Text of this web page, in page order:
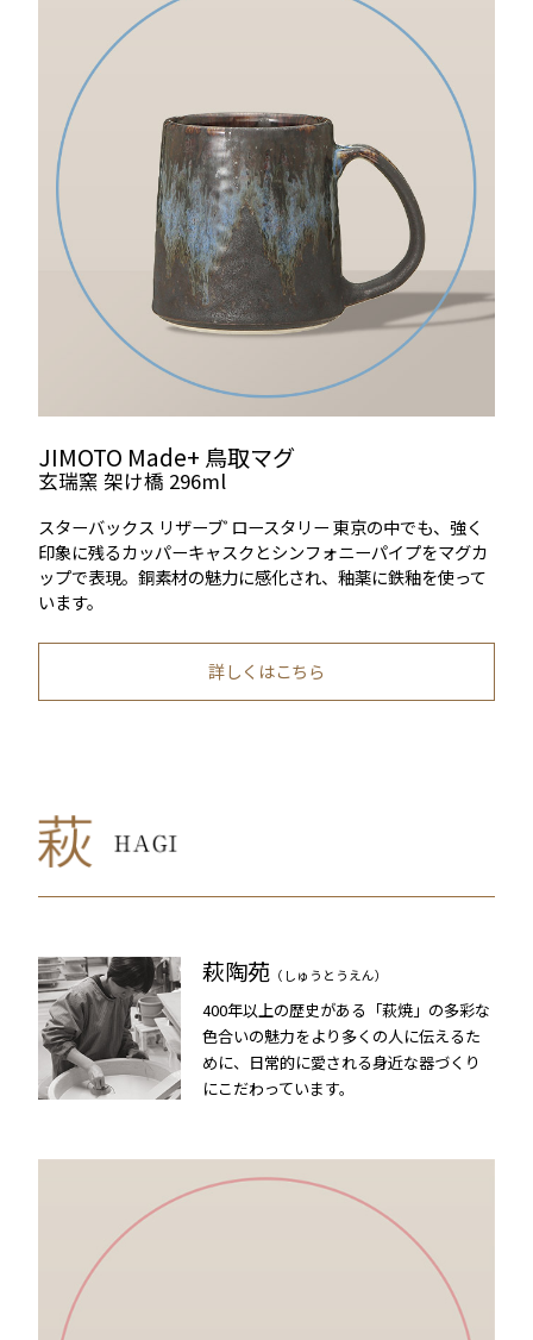
JIMOTO Made+ 鳥取マグ
玄瑞窯 架け橋 296ml
スターバックス リザーブ® ロースタリー 東京の中でも、強く
印象に残るカッパーキャスクとシンフォニーパイプをマグカ
ップで表現。銅素材の魅力に感化され、釉薬に鉄釉を使って
います。
詳しくはこちら
萩陶苑（しゅうとうえん）
400年以上の歴史がある「萩焼」の多彩な
色合いの魅力をより多くの人に伝えるた
めに、日常的に愛される身近な器づくり
にこだわっています。